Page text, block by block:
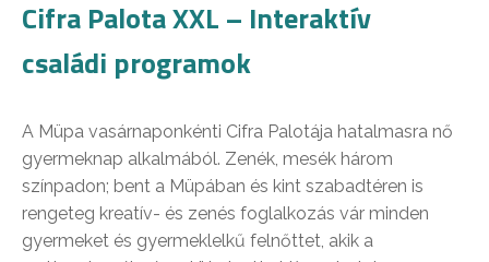
Cifra Palota XXL – Interaktív
családi programok
A Müpa vasárnaponkénti Cifra Palotája hatalmasra nő
gyermeknap alkalmából. Zenék, mesék három
színpadon; bent a Müpában és kint szabadtéren is
rengeteg kreatív- és zenés foglalkozás vár minden
gyermeket és gyermeklelkű felnőttet, akik a